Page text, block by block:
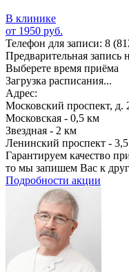
В клинике
от 1950 руб.
Телефон для записи: 8
Предварительная запись
Выберете время приёма
Загрузка расписания...
Адрес:
Московский проспект, д.
Московская - 0,5 км
Звездная - 2 км
Ленинский проспект -
Гарантируем качество
то мы запишем Вас к
Подробности акции